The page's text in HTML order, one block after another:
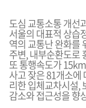
도심 교통소통 개선
서울의 대표적 상습
역의 교통난 완화를
주변, 내부순환도로
또 통행속도가
사고 잦은 81개소에
리한 입체교차시설,
감소와 접근성을 향